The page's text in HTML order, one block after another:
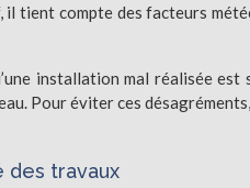
tient compte des facteurs
installation mal réalisée est
Pour éviter ces
des travaux